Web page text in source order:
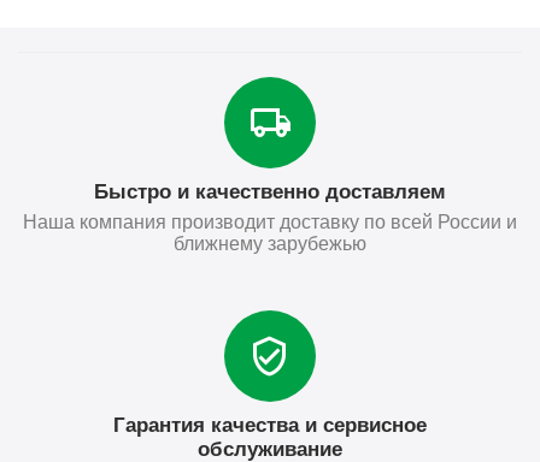
Быстро и качественно доставляем
Наша компания производит доставку по всей России и
ближнему зарубежью
Гарантия качества и сервисное
обслуживание